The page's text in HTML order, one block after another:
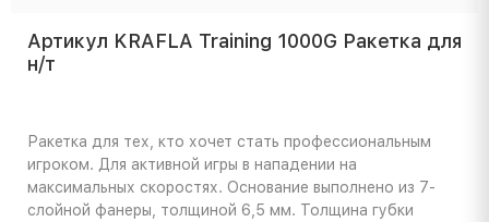
Артикул KRAFLA Training 1000G Ракетка для
н/т
Ракетка для тех, кто хочет стать профессиональным
игроком. Для активной игры в нападении на
максимальных скоростях. Основание выполнено из 7-
слойной фанеры, толщиной 6,5 мм. Толщина губки